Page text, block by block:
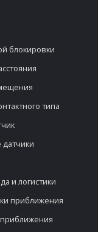
блокировки
типа
и логистики
приближения